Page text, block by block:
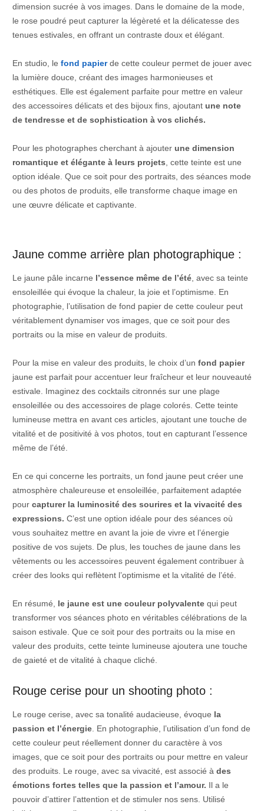
dimension sucrée à vos images. Dans le domaine de la mode,
le rose poudré peut capturer la légèreté et la délicatesse des
tenues estivales, en offrant un contraste doux et élégant.
En studio, le fond papierde cette couleur permet de jouer avec
la lumière douce, créant des images harmonieuses et
esthétiques. Elle est également parfaite pour mettre en valeur
des accessoires délicats et des bijoux fins, ajoutant une note
de tendresse et de sophistication à vos clichés.
Pour les photographes cherchant à ajouter une dimension
romantique et élégante à leurs projets , cette teinte est une
option idéale. Que ce soit pour des portraits, des séances mode
ou des photos de produits, elle transforme chaque image en
une œuvre délicate et captivante.
Jaune comme arrière plan photographique :
Le jaune pâle incarne l’essence même de l’été, avec sa teinte
ensoleillée qui évoque la chaleur, la joie et l’optimisme. En
photographie, l’utilisation de fond papier de cette couleur peut
véritablement dynamiser vos images, que ce soit pour des
portraits ou la mise en valeur de produits.
Pour la mise en valeur des produits, le choix d’un fond papier
jaune est parfait pour accentuer leur fraîcheur et leur nouveauté
estivale. Imaginez des cocktails citronnés sur une plage
ensoleillée ou des accessoires de plage colorés. Cette teinte
lumineuse mettra en avant ces articles, ajoutant une touche de
vitalité et de positivité à vos photos, tout en capturant l’essence
même de l’été.
En ce qui concerne les portraits, un fond jaune peut créer une
atmosphère chaleureuse et ensoleillée, parfaitement adaptée
pour capturer la luminosité des sourires et la vivacité des
expressions. C’est une option idéale pour des séances où
vous souhaitez mettre en avant la joie de vivre et l’énergie
positive de vos sujets. De plus, les touches de jaune dans les
vêtements ou les accessoires peuvent également contribuer à
créer des looks qui reflètent l’optimisme et la vitalité de l’été.
En résumé, le jaune est une couleur polyvalentequi peut
transformer vos séances photo en véritables célébrations de la
saison estivale. Que ce soit pour des portraits ou la mise en
valeur des produits, cette teinte lumineuse ajoutera une touche
de gaieté et de vitalité à chaque cliché.
Rouge cerise pour un shooting photo :
Le rouge cerise, avec sa tonalité audacieuse, évoque la
passion et l’énergie. En photographie, l’utilisation d’un fond de
cette couleur peut réellement donner du caractère à vos
images, que ce soit pour des portraits ou pour mettre en valeur
des produits. Le rouge, avec sa vivacité, est associé à des
émotions fortes telles que la passion et l’amour. Il a le
pouvoir d’attirer l’attention et de stimuler nos sens. Utilisé